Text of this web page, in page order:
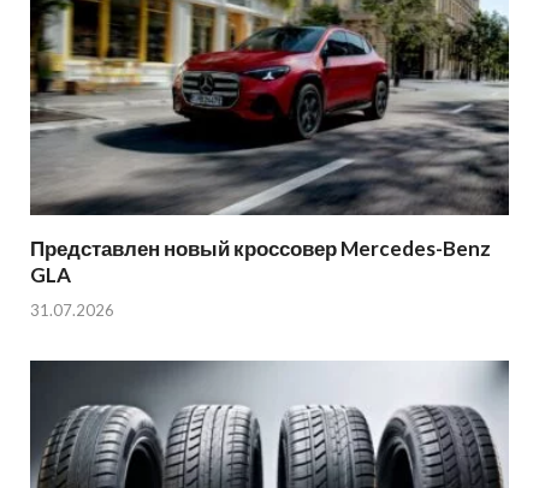
Представлен новый кроссовер Mercedes-Benz
GLA
31.07.2026